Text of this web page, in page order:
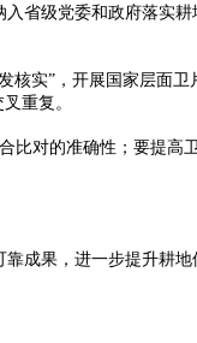
省级党委和政府落实
实”，开展国家层面卫
重复。
比对的准确性；要提高
成果，进一步提升耕地